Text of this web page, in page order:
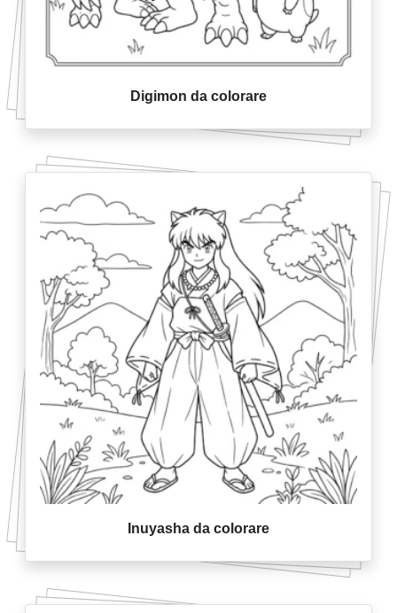
Digimon da colorare
Inuyasha da colorare